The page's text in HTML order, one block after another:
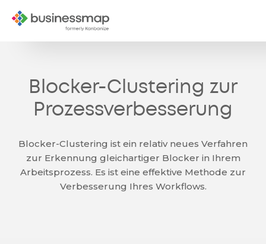
Blocker-Clustering zur
Prozessverbesserung
Blocker-Clustering ist ein relativ neues Verfahren
zur Erkennung gleichartiger Blocker in Ihrem
Arbeitsprozess. Es ist eine effektive Methode zur
Verbesserung Ihres Workflows.